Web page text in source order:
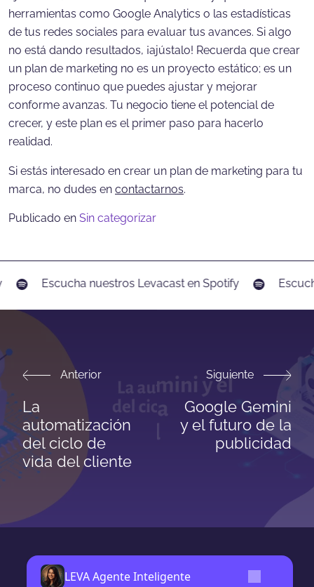
LEVA Agente Inteligente
herramientas como Google Analytics o las estadísticas
de tus redes sociales para evaluar tus avances. Si algo
no está dando resultados, ¡ajústalo! Recuerda que crear
un plan de marketing no es un proyecto estático; es un
proceso continuo que puedes ajustar y mejorar
conforme avanzas. Tu negocio tiene el potencial de
crecer, y este plan es el primer paso para hacerlo
realidad.
Si estás interesado en crear un plan de marketing para tu
marca, no dudes en contactarnos.
Publicado en Sin categorizar
Escucha nuestros Levacast en Spotify
Anterior
La
automatización
del ciclo de
vida del cliente
Siguiente
Google Gemini
y el futuro de la
publicidad